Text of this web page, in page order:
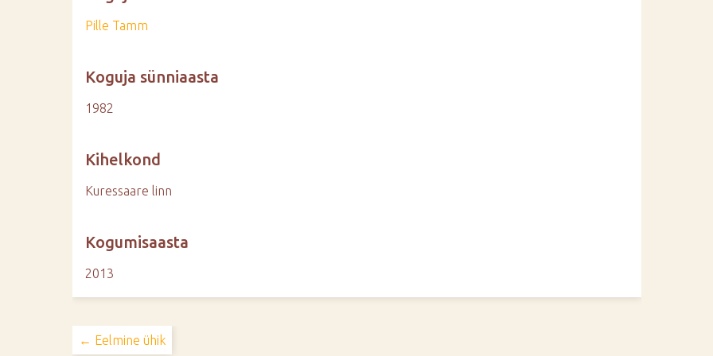
Pille Tamm
Koguja sünniaasta
1982
Kihelkond
Kuressaare linn
Kogumisaasta
2013
← Eelmine ühik